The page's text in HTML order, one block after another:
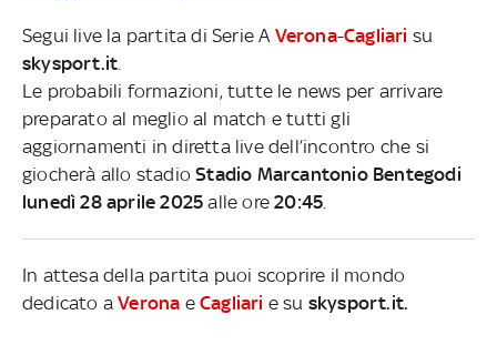
Segui live la partita di Serie A Verona-Cagliari su
skysport.it
Le probabili formazioni, tutte le news per arrivare
preparato al meglio al match e tutti gli
aggiornamenti in diretta live dell’incontro che si
giocherà allo stadioStadio Marcantonio Bentegodi
lunedì 28 aprile 2025 alle ore20:45
In attesa della partita puoi scoprire il mondo
dedicato aVerona eCagliari e su skysport.it.